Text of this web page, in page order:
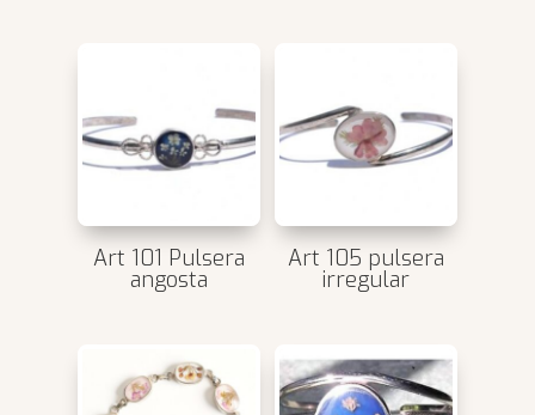
Art 101 Pulsera
angosta
Art 105 pulsera
irregular